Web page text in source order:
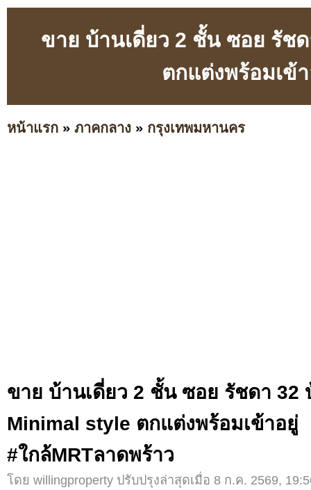
ขาย บ้านเดี่ยว 2 ชั้น ซอย รัช
ตกแต่งพร้อมเข้
หน้าแรก » ภาคกลาง » กรุงเทพมหานคร
ขาย บ้านเดี่ยว 2 ชั้น ซอย รัชดา 32
Minimal style ตกแต่งพร้อมเข้าอยู่
#ใกล้MRTลาดพร้าว
โดย willingproperty ปรับปรุงล่าสุดเมื่อ 8 ก.ค. 2569,